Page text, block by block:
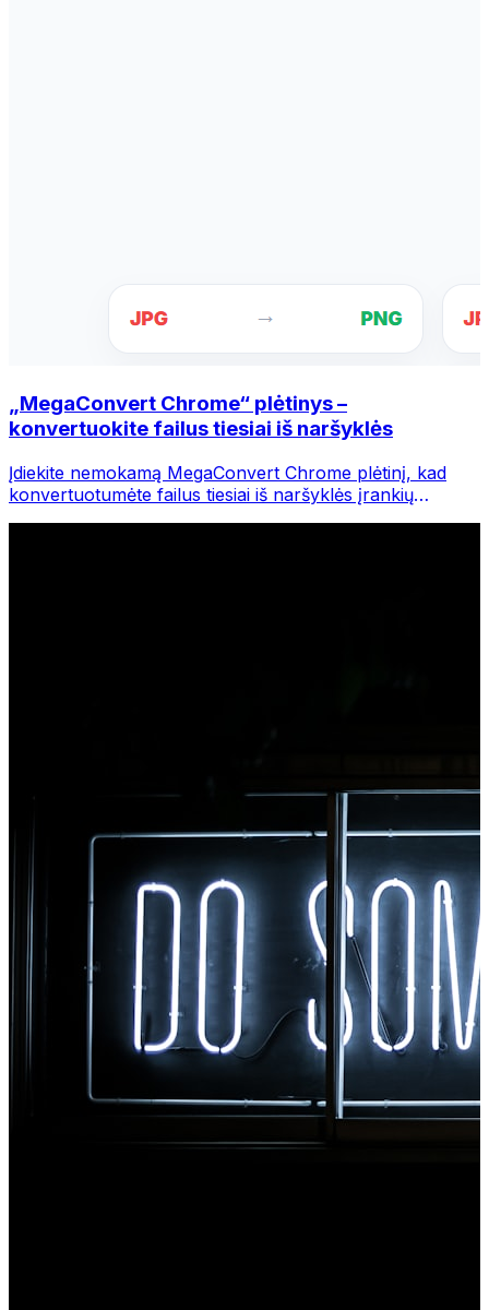
„MegaConvert Chrome“ plėtinys –
konvertuokite failus tiesiai iš naršyklės
Įdiekite nemokamą MegaConvert Chrome plėtinį, kad
konvertuotumėte failus tiesiai iš naršyklės įrankių